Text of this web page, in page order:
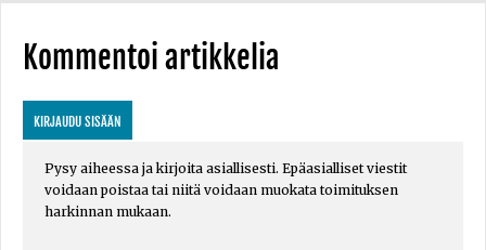
Kommentoi artikkelia
KIRJAUDU SISÄÄN
Pysy aiheessa ja kirjoita asiallisesti. Epäasialliset viestit
voidaan poistaa tai niitä voidaan muokata toimituksen
harkinnan mukaan.